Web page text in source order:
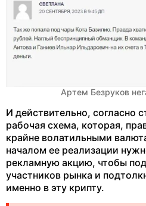
Артем Безруков
И действительно, согласно
рабочая схема, которая,
крайне волатильными
началом ее реализации
рекламную акцию, чтобы
участников рынка и
именно в эту крипту.